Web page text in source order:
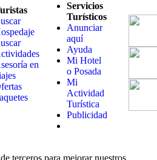
en
Servicios
Turísticos
Anunciar
aquí
Ayuda
Mi Hotel
o Posada
Mi
Actividad
Turística
Publicidad
terceros para mejorar nuestros